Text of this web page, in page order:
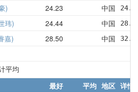
) 24.23 中国
玮) 24.44 中国
嘉) 28.50 中国
平均
最好 平均 地区 详情